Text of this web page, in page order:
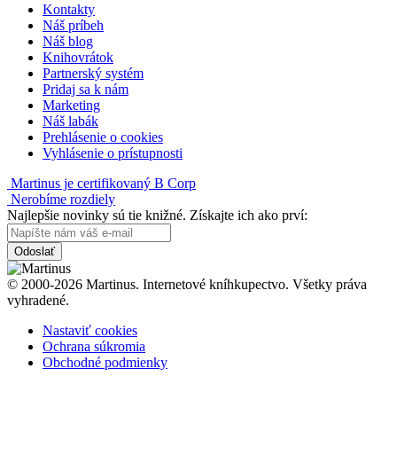
Kontakty
Náš príbeh
Náš blog
Knihovrátok
Partnerský systém
Pridaj sa k nám
Marketing
Náš labák
Prehlásenie o cookies
Vyhlásenie o prístupnosti
Martinus je certifikovaný B Corp
Nerobíme rozdiely
Najlepšie novinky sú tie knižné. Získajte ich ako prví:
Odoslať
© 2000-2026 Martinus. Internetové kníhkupectvo. Všetky práva
vyhradené.
Nastaviť cookies
Ochrana súkromia
Obchodné podmienky